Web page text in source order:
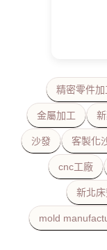
精密零件加
金屬加工
沙發 客製化
cnc工廠
新北
mold